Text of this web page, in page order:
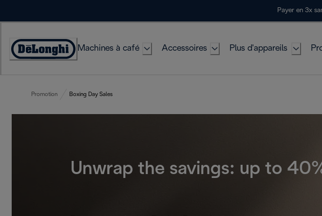
Payer en 3x
Déclaration
Machines à café Accessoires Plus d'appareils
Promotion Boxing Day Sales
Unwrap the savings: up to